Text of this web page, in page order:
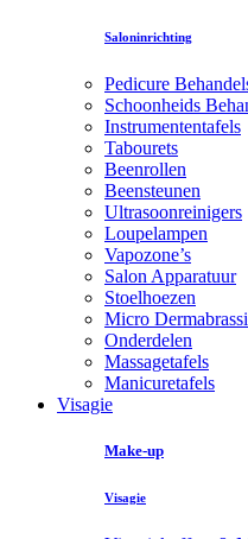
Saloninrichting
Pedicure
Schoonheids
Instrumententafels
Tabourets
Beenrollen
Beensteunen
Ultrasoonreinigers
Loupelampen
Vapozone’s
Salon Apparatuur
Stoelhoezen
Micro
Onderdelen
Massagetafels
Manicuretafels
Visagie
Make-up
Visagie